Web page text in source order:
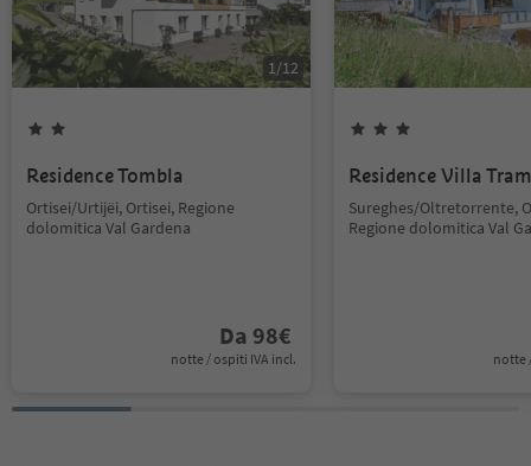
1/12
Residence Tombla
Ortisei/Urtijëi, Ortisei, Regione
dolomitica Val Gardena
Da 98€
notte / ospiti IVA incl.
Residence Villa
Sureghes/Oltretorrente,
Regione dolomitica Val
notte